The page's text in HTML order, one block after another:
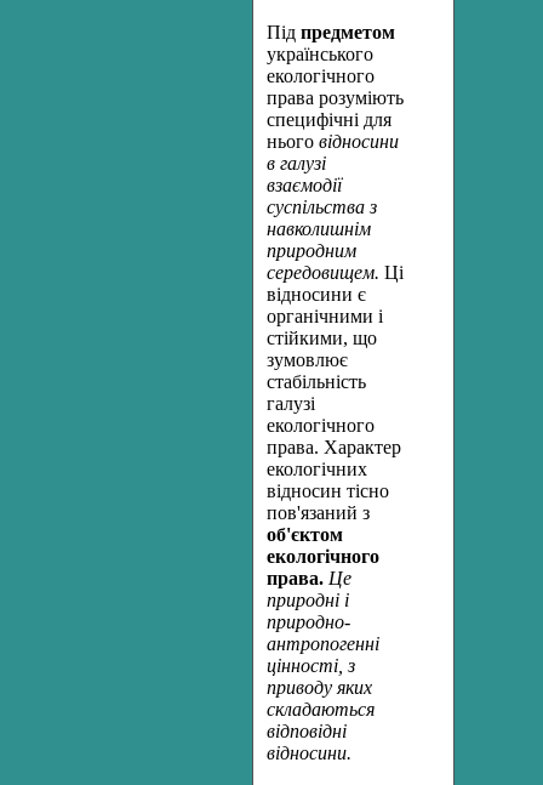
Під предметом
українського
екологічного
права розуміють
специфічні для
нього відносини
в галузі
взаємодії
суспільства з
навколишнім
природним
середовищем. Ці
відносини є
органічними і
стійкими, що
зумовлює
стабільність
галузі
екологічного
права. Характер
екологічних
відносин тісно
пов'язаний з
об'єктом
екологічного
права. Це
природні і
природно-
антропогенні
цінності, з
приводу яких
складаються
відповідні
відносини.